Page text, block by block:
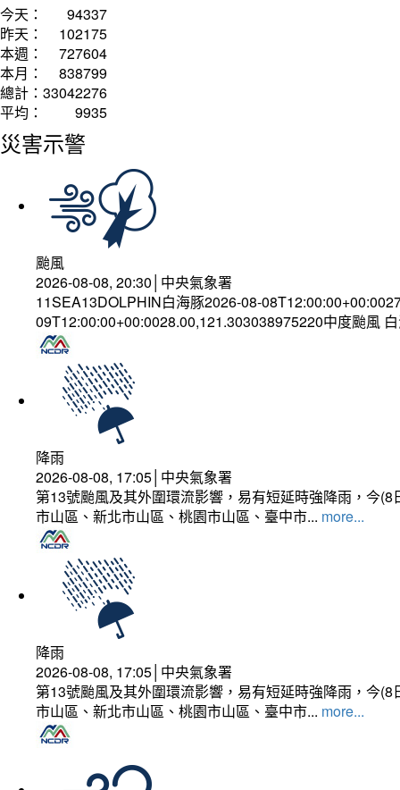
今天：
94337
昨天：
102175
本週：
727604
本月：
838799
總計： 33042276
平均：
9935
災害示警
颱風
2026-08-08, 20:30│中央氣象署
11SEA13DOLPHIN白海豚2026-08-
09T12:00:00+00:0028.00,121.303038975220中度颱風
降雨
2026-08-08, 17:05│中央氣象署
第13號颱風及其外圍環流影響，易有短延時強降雨，今
市山區、新北市山區、桃園市山區、臺中市... more...
降雨
2026-08-08, 17:05│中央氣象署
第13號颱風及其外圍環流影響，易有短延時強降雨，今
市山區、新北市山區、桃園市山區、臺中市... more...